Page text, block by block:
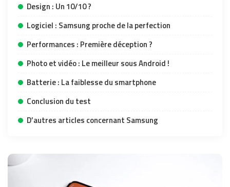
Design : Un 10/10 ?
Logiciel : Samsung proche de la perfection
Performances : Première déception ?
Photo et vidéo : Le meilleur sous Android !
Batterie : La faiblesse du smartphone
Conclusion du test
D’autres articles concernant Samsung